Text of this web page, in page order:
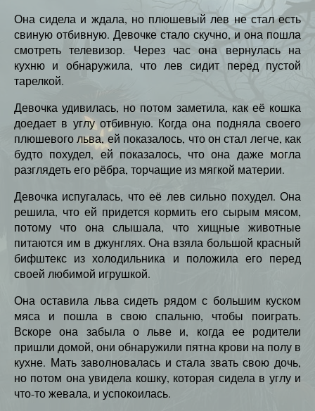
Она сидела и ждала, но плюшевый лев не стал есть
свиную отбивную. Девочке стало скучно, и она пошла
смотреть телевизор. Через час она вернулась на
кухню и обнаружила, что лев сидит перед пустой
тарелкой.
Девочка удивилась, но потом заметила, как её кошка
доедает в углу отбивную. Когда она подняла своего
плюшевого льва, ей показалось, что он стал легче, как
будто похудел, ей показалось, что она даже могла
разглядеть его рёбра, торчащие из мягкой материи.
Девочка испугалась, что её лев сильно похудел. Она
решила, что ей придется кормить его сырым мясом,
потому что она слышала, что хищные животные
питаются им в джунглях. Она взяла большой красный
бифштекс из холодильника и положила его перед
своей любимой игрушкой.
Она оставила льва сидеть рядом с большим куском
мяса и пошла в свою спальню, чтобы поиграть.
Вскоре она забыла о льве и, когда ее родители
пришли домой, они обнаружили пятна крови на полу в
кухне. Мать заволновалась и стала звать свою дочь,
но потом она увидела кошку, которая сидела в углу и
что-то жевала, и успокоилась.